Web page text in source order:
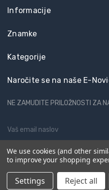
Informacije
Znamke
Kategorije
Naročite se na naše E-
NE ZAMUDITE PRILOŽNOSTI ZA
Naslov
©
We use cookies (and other
to improve your shopping
Settings Reject all